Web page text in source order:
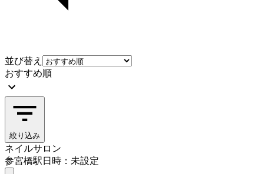
並び替え
おすすめ順
絞り込み
ネイルサロン
参宮橋駅日時：未設定